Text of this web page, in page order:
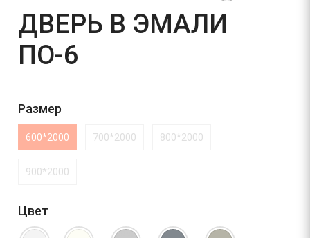
ДВЕРЬ В ЭМАЛИ
ПО-6
Размер
600*2000 700*2000 800*2000
900*2000
Цвет